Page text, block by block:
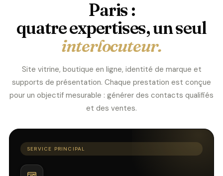
Paris :
quatre expertises, un seul
interlocuteur.
Site vitrine, boutique en ligne, identité de marque et
supports de présentation. Chaque prestation est conçue
pour un objectif mesurable : générer des contacts qualifiés
et des ventes.
SERVICE PRINCIPAL